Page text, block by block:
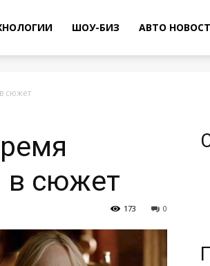
ШОУ-БИЗ АВТО
сюжет
в сюжет
0
173